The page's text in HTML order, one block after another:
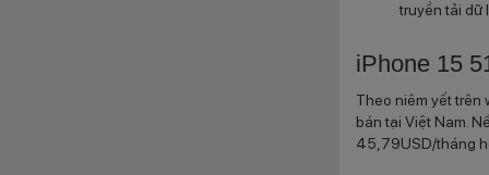
truyền tải dữ
iPhone 15
Theo niêm yết trên
bán tại Việt Nam.
45,79USD/tháng